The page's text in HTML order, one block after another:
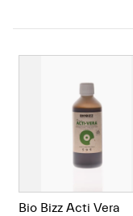
Bio Bizz Acti Vera